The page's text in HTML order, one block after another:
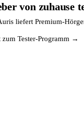
von zuhause
liefert Premium-
zum Tester-Programm →